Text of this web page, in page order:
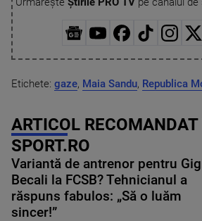
Etichete: gaze, Maia Sandu, Republica
ARTICOL RECOMANDAT
SPORT.RO
Variantă de antrenor pentru
Becali la FCSB? Tehnicianul a
răspuns fabulos: „Să o luăm
sincer!”